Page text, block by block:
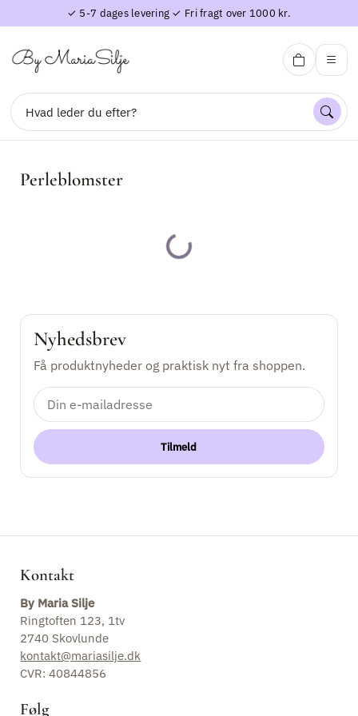
✓ 5-7 dages levering ✓ Fri fragt over 1000 kr.
Øreringe
Kontakt
Perleblomster
Indlæser...
Nyhedsbrev
Få produktnyheder og praktisk nyt fra shoppen.
Tilmeld
Kontakt
By Maria Silje
Ringtoften 123, 1tv
2740 Skovlunde
kontakt@mariasilje.dk
CVR: 40844856
Følg